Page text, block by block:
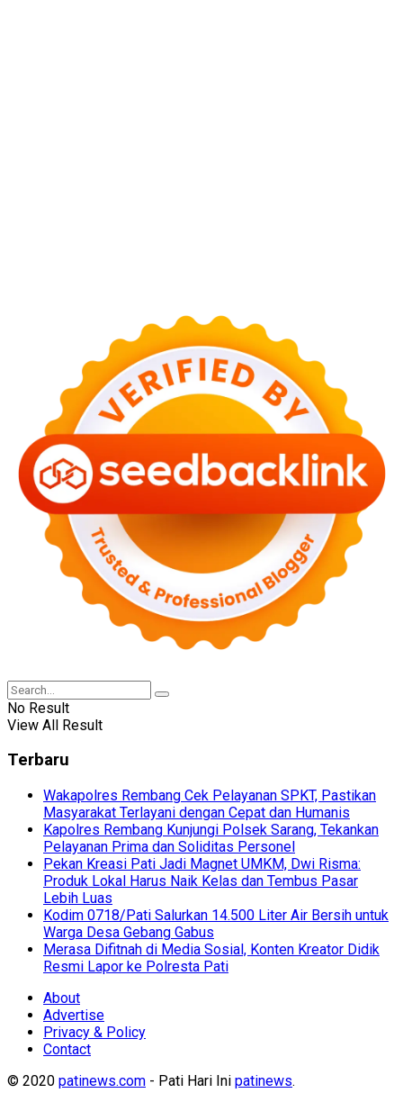
No Result
View All Result
Terbaru
Wakapolres Rembang Cek Pelayanan SPKT, Pastikan
Masyarakat Terlayani dengan Cepat dan Humanis
Kapolres Rembang Kunjungi Polsek Sarang, Tekankan
Pelayanan Prima dan Soliditas Personel
Pekan Kreasi Pati Jadi Magnet UMKM, Dwi Risma:
Produk Lokal Harus Naik Kelas dan Tembus Pasar
Lebih Luas
Kodim 0718/Pati Salurkan 14.500 Liter Air Bersih untuk
Warga Desa Gebang Gabus
Merasa Difitnah di Media Sosial, Konten Kreator Didik
Resmi Lapor ke Polresta Pati
About
Advertise
Privacy & Policy
Contact
© 2020 patinews.com - Pati Hari Ini patinews.